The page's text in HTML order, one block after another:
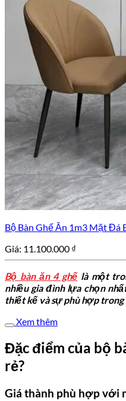
Bộ Bàn Ghế Ăn 1m3 Mặt Đá
Giá: 11.100.000 ₫
Bộ bàn ăn 4 ghếlà một
nhiều gia đình lựa chọn
thiết kế và sự phù hợp
Xem thêm
Đặc điểm của bộ
rẻ?
Giá thành phù hợp với